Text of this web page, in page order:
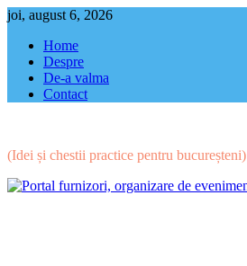
Skip
content
joi, august 6, 2026
Home
Despre
De-a valma
Contact
(Idei și chestii practice pentru bucureșteni)